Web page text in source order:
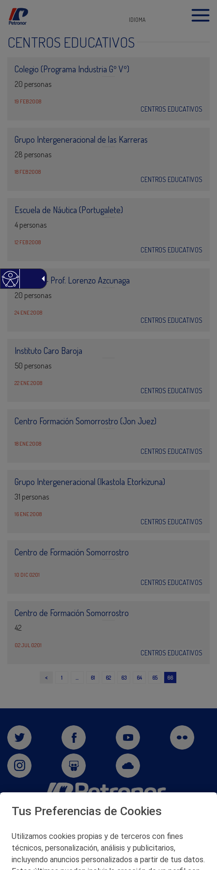
IDIOMA
CENTROS EDUCATIVOS
Colegio (Programa Industria Gº Vº)
20 personas
19 FEB 2008
CENTROS EDUCATIVOS
Grupo Intergeneracional de las Karreras
28 personas
18 FEB 2008
CENTROS EDUCATIVOS
Escuela de Náutica (Portugalete)
4 personas
12 FEB 2008
CENTROS EDUCATIVOS
ESEUNE – Prof. Lorenzo Azcunaga
20 personas
24 ENE 2008
CENTROS EDUCATIVOS
Instituto Caro Baroja
50 personas
22 ENE 2008
CENTROS EDUCATIVOS
Centro Formación Somorrostro (Jon Juez)
18 ENE 2008
CENTROS EDUCATIVOS
Grupo Intergeneracional (Ikastola Etorkizuna)
31 personas
16 ENE 2008
CENTROS EDUCATIVOS
Centro de Formación Somorrostro
10 DIC 0201
CENTROS EDUCATIVOS
Centro de Formación Somorrostro
42
02 JUL 0201
CENTROS EDUCATIVOS
< 1 … 61 62 63 64 65 66
San Martín 5-Edificio Muñatones,
© 2026 Petronor S.A.
Tus Preferencias de Cookies
Utilizamos cookies propias y de terceros con fines
técnicos, personalización, análisis y publicitarios,
incluyendo anuncios personalizados a partir de tus datos.